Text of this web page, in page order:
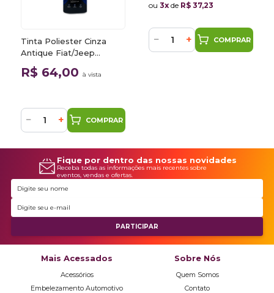
Tinta Poliester Cinza
Antique Fiat/Jeep
VR462B 900ml Autoluks
R$ 64,00 à vista
− + COMPRAR
ou 3x de R$ 37,23
− + COMPRAR
Fique por dentro das nossas novidades
Receba todas as informações mais recentes sobre
eventos, vendas e ofertas.
Mais Acessados
Acessórios
Embelezamento Automotivo
Sobre Nós
Quem Somos
Contato